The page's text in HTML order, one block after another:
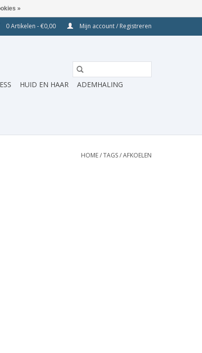
0 Artikelen - €0,00 Mijn account / Registreren
HUID EN HAAR
ADEMHALING
HOME/TAGS/AFKOELEN
»